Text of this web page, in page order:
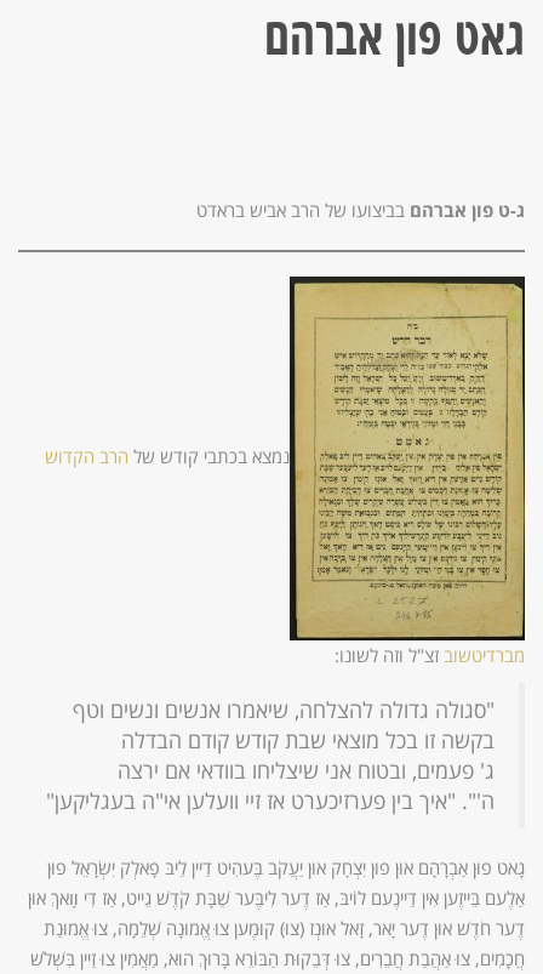
גאט פון אברהם
ג-ט פון אברהם בביצועו של הרב אביש בראדט
נמצא בכתבי קודש של הרב הקדוש
מברדיטשוב זצ"ל וזה לשונו:
"סגולה גדולה להצלחה, שיאמרו אנשים ונשים וטף
בקשה זו בכל מוצאי שבת קודש קודם הבדלה
ג' פעמים, ובטוח אני שיצליחו בוודאי אם ירצה
ה'". "איך בין פערזיכערט אז זיי וועלען אי"ה בעגליקען"
גָאט פוּן אַבְרָהָם אוּן פוּן יִצְחָק אוּן יַעֲקֹב בֶּעהִיט דַיין לֵיבּ פָאלְק יִשְׂרָאֵל פוּן
אַלֶעם בֵּייזֶען אִין דַיינֶעם לוֹיבּ, אַז דֶער לִיבֶּער שַׁבָּת קֹדֶשׁ גֵייט, אַז דִי װָאךְ אוּן
דֶער חֹדֶשׁ אוּן דֶער יָאר, זָאל אוּנְז (צוּ) קוּמֶען צוּ אֱמוּנָה שְׁלֵמָה, צוּ אֱמוּנַת
חֲכָמִים, צוּ אַהֲבַת חֲבֵרִים, צוּ דְּבֵקוּת הַבּוֹרֵא בָּרוּךְ הוּא, מַאֲמִין צוּ זַיין בִּשְׁלֹשׁ